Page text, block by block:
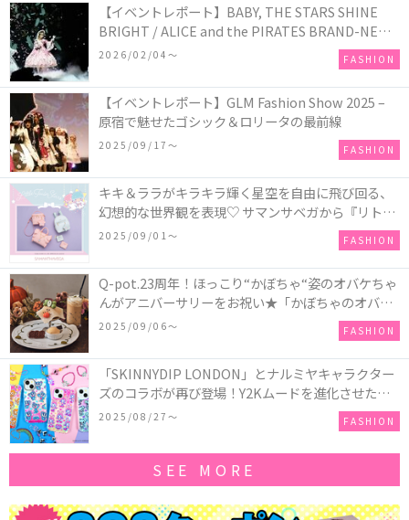
【イベントレポート】BABY, THE STARS SHINE
BRIGHT / ALICE and the PIRATES BRAND-NEW
COLLECTION in TOKYO
2026/02/04〜 FASHION
【イベントレポート】GLM Fashion Show 2025 –
原宿で魅せたゴシック＆ロリータの最前線
2025/09/17〜 FASHION
キキ＆ララがキラキラ輝く星空を自由に飛び回る、
幻想的な世界観を表現♡ サマンサベガから『リトル
ツインスターズ』50周年アニバーサリーイヤー』を
2025/09/01〜 FASHION
Q-pot.23周年！ほっこり“かぼちゃ“姿のオバケちゃ
んがアニバーサリーをお祝い★「かぼちゃのオバケ
ーキアクセサリー」が新発売！Q-pot CAFE.では
「かぼちゃのオバケーキプレート」も登場
2025/09/06〜 FASHION
「SKINNYDIP LONDON」とナルミヤキャラクター
ズのコラボが再び登場！Y2Kムードを進化させた新
作コレクションを発売♪
2025/08/27〜 FASHION
SEE MORE